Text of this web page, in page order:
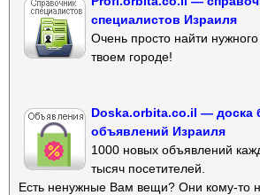
специалистов Израиля
Очень просто найти
твоем городе!
Doska.orbita.co.il — доска
объявлений Израиля
1000 новых объявлений
тысяч посетителей.
Есть ненужные Вам вещи? Они кому-то